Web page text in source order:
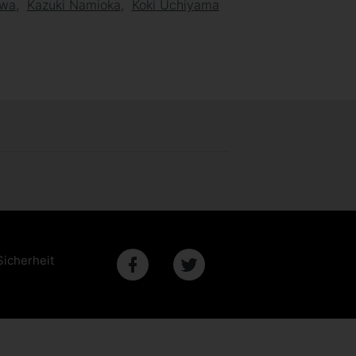
Kazuki Namioka
Koki Uchiyama